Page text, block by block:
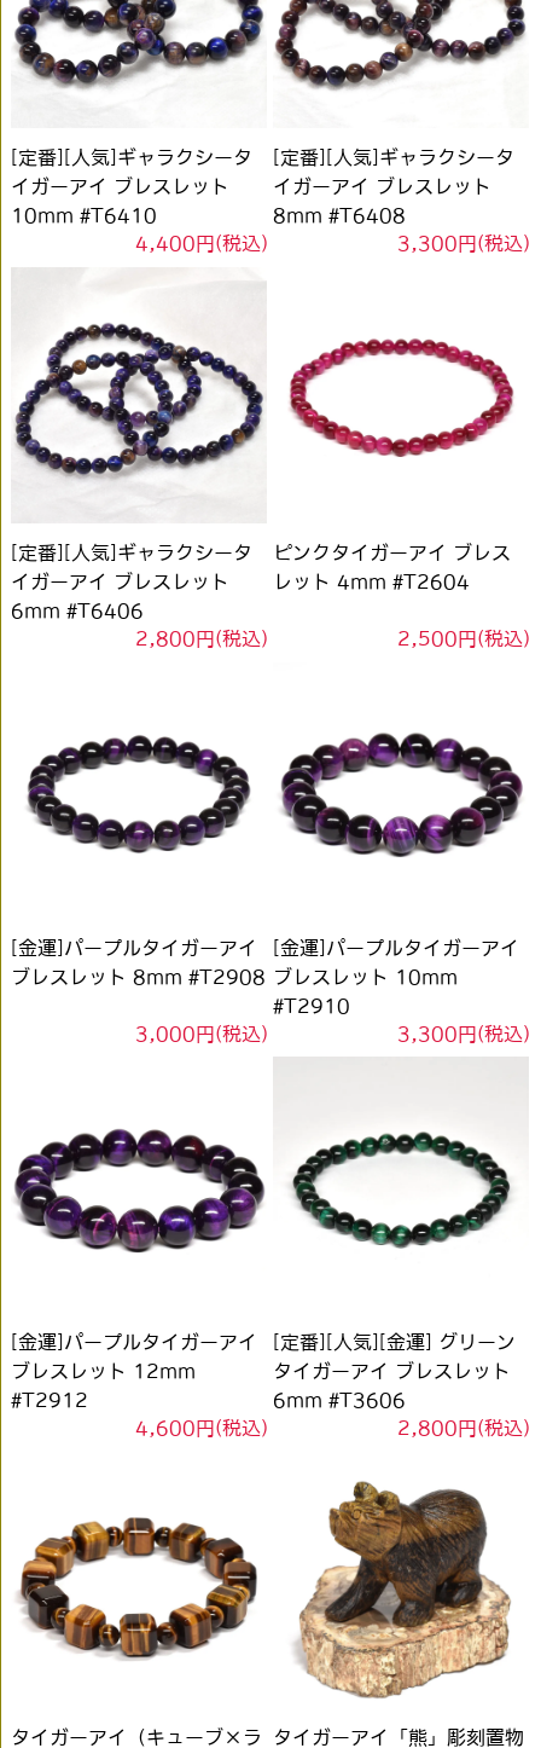
[定番][人気]ギャラクシータ
イガーアイ ブレスレット
10mm #T6410
4,400円(税込)
[定番][人気]ギャラクシータ
イガーアイ ブレスレット
8mm #T6408
3,300円(税込)
[定番][人気]ギャラクシータ
イガーアイ ブレスレット
6mm #T6406
2,800円(税込)
ピンクタイガーアイ ブレス
レット 4mm #T2604
2,500円(税込)
[金運]パープルタイガーアイ
ブレスレット 8mm #T2908
3,000円(税込)
[金運]パープルタイガーアイ
ブレスレット 10mm
#T2910
3,300円(税込)
[金運]パープルタイガーアイ
ブレスレット 12mm
#T2912
4,600円(税込)
[定番][人気][金運] グリーン
タイガーアイ ブレスレット
6mm #T3606
2,800円(税込)
タイガーアイ（キューブ×ラ
タイガーアイ「熊」彫刻置物